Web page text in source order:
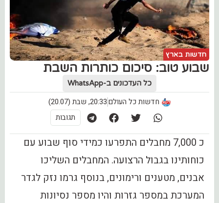
חדשות בארץ
שבוע טוב: סיכום כותרות השבת
כל העדכונים ב-WhatsApp
חדשות כל העולם20:33, שבת (20.07)
תגובות
כ 7,000 מחבלים התפרעו כמידי סוף שבוע עם
כוחותינו בגבול הרצועה. המחבלים השליכו
אבנים, מטענים ורימונים, בנוסף גרמו נזק לגדר
המערכת במספר גזרות והיו מספר נסיונות